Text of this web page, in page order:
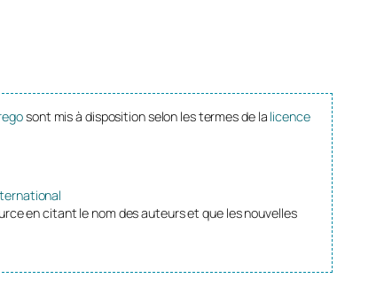
sont mis à disposition selon les termes de la licence
en citant le nom des auteurs et que les nouvelles